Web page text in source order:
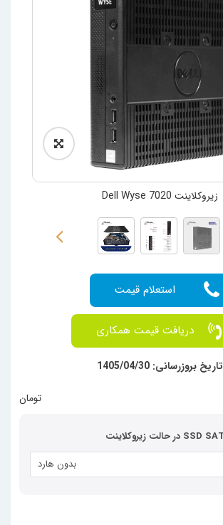
زیروکلاینت Dell Wyse 7020
  تومان
بدون هارد
تاریخ بروزرسانی: 1405/04/30
دریافت قیمت همکاری